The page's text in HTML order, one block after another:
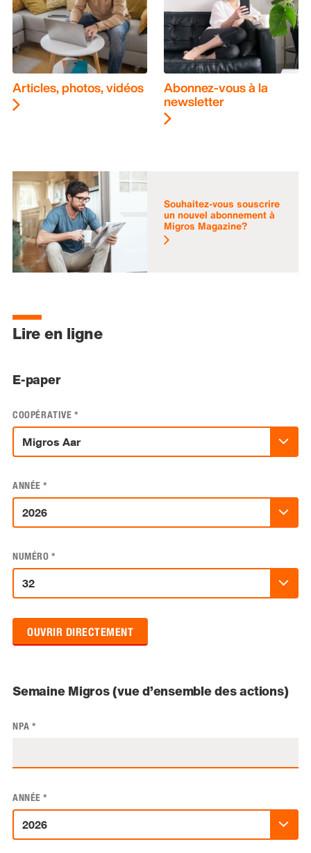
Articles, photos, vidéos Abonnez-vous à la
newsletter
Souhaitez-vous souscrire
un nouvel abonnement à
Migros Magazine?
Lire en ligne
E-paper
COOPÉRATIVE *
ANNÉE *
NUMÉRO *
OUVRIR DIRECTEMENT
Semaine Migros (vue d’ensemble des actions)
NPA *
ANNÉE *